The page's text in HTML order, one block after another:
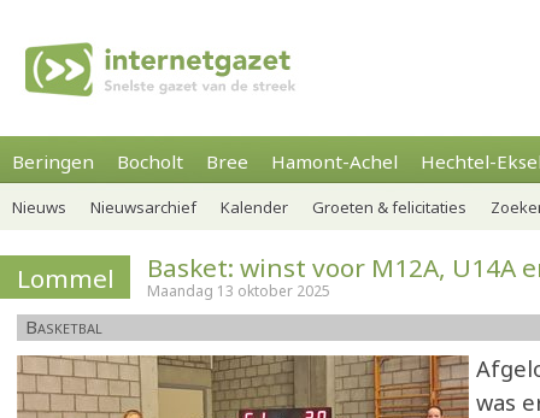
Beringen Bocholt Bree Hamont-Achel Hechtel-
Nieuws Nieuwsarchief Kalender Groeten & felicitaties
Lommel Basket: winst voor M12A, U14A
Maandag 13 oktober 2025
Basketbal
was